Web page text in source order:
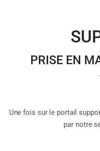
PRISE EN
Une fois sur le portail
par notre